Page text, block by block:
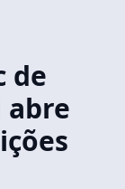
de
abre